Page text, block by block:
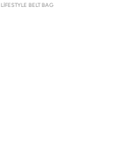
LIFESTYLE BELT BAG